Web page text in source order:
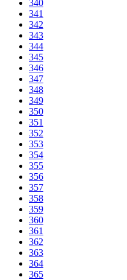
340
341
342
343
344
345
346
347
348
349
350
351
352
353
354
355
356
357
358
359
360
361
362
363
364
365